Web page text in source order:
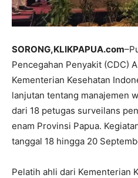
SORONG,KLIKPAPUA.com
Pencegahan Penyakit (CDC)
Kementerian Kesehatan
lanjutan tentang manajemen
dari 18 petugas surveilans
enam Provinsi Papua.
tanggal 18 hingga 20
Pelatih ahli dari Kementerian